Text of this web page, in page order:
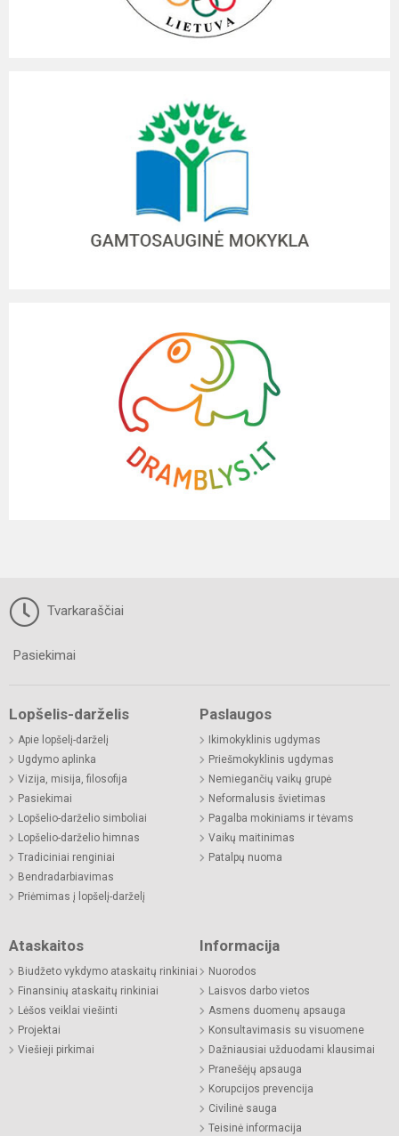
Tvarkaraščiai
Pasiekimai
Lopšelis-darželis
Apie lopšelį-darželį
Ugdymo aplinka
Vizija, misija, filosofija
Pasiekimai
Lopšelio-darželio simboliai
Lopšelio-darželio himnas
Tradiciniai renginiai
Bendradarbiavimas
Priėmimas į lopšelį-darželį
Paslaugos
Ikimokyklinis ugdymas
Priešmokyklinis ugdymas
Nemiegančių vaikų grupė
Neformalusis švietimas
Pagalba mokiniams ir tėvams
Vaikų maitinimas
Patalpų nuoma
Ataskaitos
Biudžeto vykdymo ataskaitų rinkiniai
Finansinių ataskaitų rinkiniai
Lėšos veiklai viešinti
Projektai
Viešieji pirkimai
Informacija
Nuorodos
Laisvos darbo vietos
Asmens duomenų apsauga
Konsultavimasis su visuomene
Dažniausiai užduodami klausimai
Pranešėjų apsauga
Korupcijos prevencija
Civilinė sauga
Teisinė informacija